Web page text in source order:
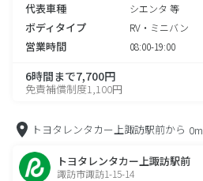
代表車種 シエンタ 等
ボディタイプ RV・ミニバン
営業時間 08:00-19:00
6時間まで7,700円
免責補償制度1,100円
トヨタレンタカー上諏訪駅前から 0m
トヨタレンタカー上諏訪駅前
諏訪市諏訪1-15-14